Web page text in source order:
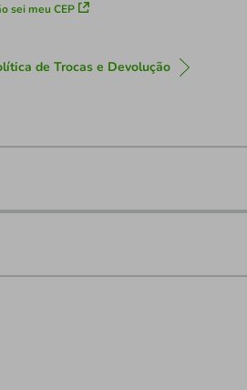
sei meu CEP
de Trocas e Devolução